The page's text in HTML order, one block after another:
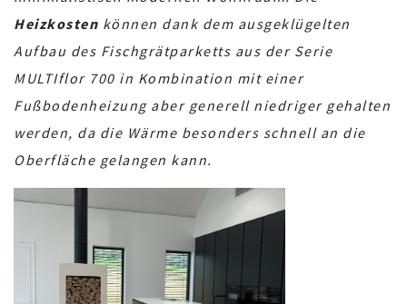
Heizkosten können dank dem ausgeklügelten
Aufbau des Fischgrätparketts aus der Serie
MULTIflor 700 in Kombination mit einer
Fußbodenheizung aber generell niedriger gehalten
werden, da die Wärme besonders schnell an die
Oberfläche gelangen kann.